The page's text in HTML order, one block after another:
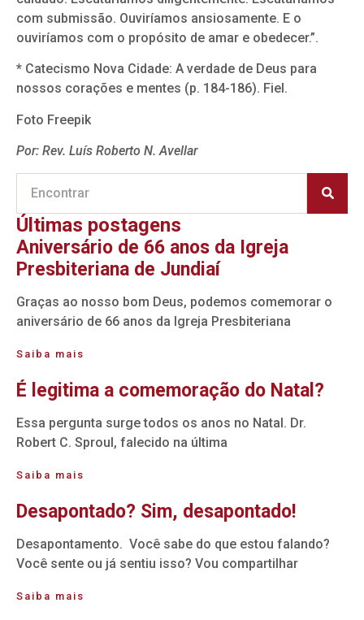
com submissão. Ouviríamos ansiosamente. E o
ouviríamos com o propósito de amar e obedecer.”.
* Catecismo Nova Cidade: A verdade de Deus para
nossos corações e mentes (p. 184-186). Fiel.
Foto Freepik
Por: Rev. Luís Roberto N. Avellar
Últimas postagens
Aniversário de 66 anos da Igreja
Presbiteriana de Jundiaí
Graças ao nosso bom Deus, podemos comemorar o
aniversário de 66 anos da Igreja Presbiteriana
Saiba mais
É legitima a comemoração do Natal?
Essa pergunta surge todos os anos no Natal. Dr.
Robert C. Sproul, falecido na última
Saiba mais
Desapontado? Sim, desapontado!
Desapontamento. Você sabe do que estou falando?
Você sente ou já sentiu isso? Vou compartilhar
Saiba mais